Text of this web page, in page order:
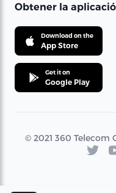
Obtener la
Download on the
App Store
Get it on
Google Play
© 2021 360 Telecom